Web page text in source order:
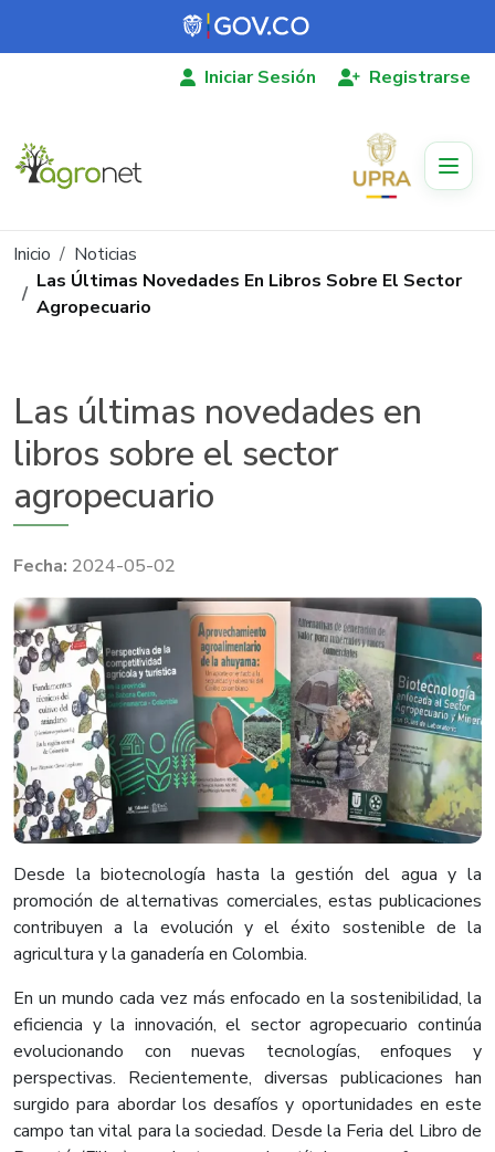
Pasar al contenido principal
Iniciar Sesión Registrarse
Ruta de navegación
Inicio
Noticias
Las Últimas Novedades En Libros Sobre El Sector
Agropecuario
Las últimas novedades en
libros sobre el sector
agropecuario
2024-05-02
Desde la biotecnología hasta la gestión del agua y la
promoción de alternativas comerciales, estas publicaciones
contribuyen a la evolución y el éxito sostenible de la
agricultura y la ganadería en Colombia.
En un mundo cada vez más enfocado en la sostenibilidad, la
eficiencia y la innovación, el sector agropecuario continúa
evolucionando con nuevas tecnologías, enfoques y
perspectivas. Recientemente, diversas publicaciones han
surgido para abordar los desafíos y oportunidades en este
campo tan vital para la sociedad. Desde la Feria del Libro de